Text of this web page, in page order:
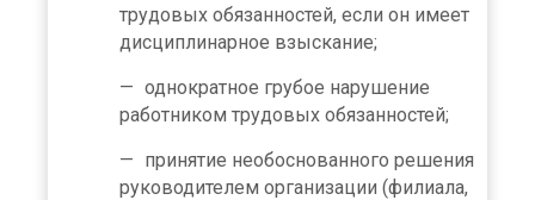
трудовых обязанностей, если он имеет
дисциплинарное взыскание;
однократное грубое нарушение
работником трудовых обязанностей;
принятие необоснованного решения
руководителем организации (филиала,